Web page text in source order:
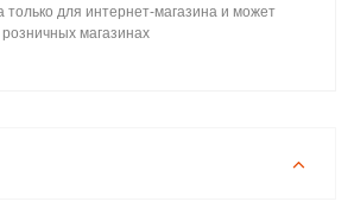
только для интернет-магазина и может
магазинах